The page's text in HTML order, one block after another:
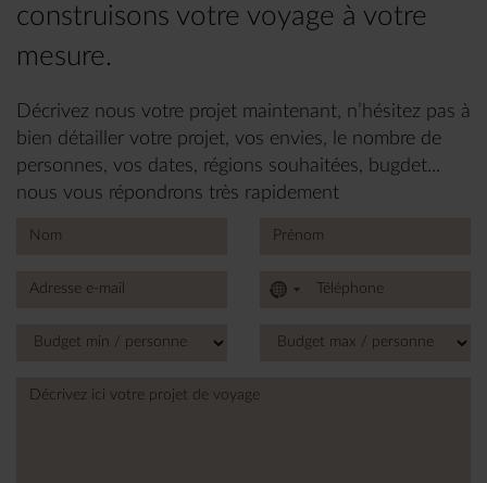
construisons votre voyage à votre
mesure.
Décrivez nous votre projet maintenant, n’hésitez pas à
bien détailler votre projet, vos envies, le nombre de
personnes, vos dates, régions souhaitées, bugdet...
nous vous répondrons très rapidement
No
selected